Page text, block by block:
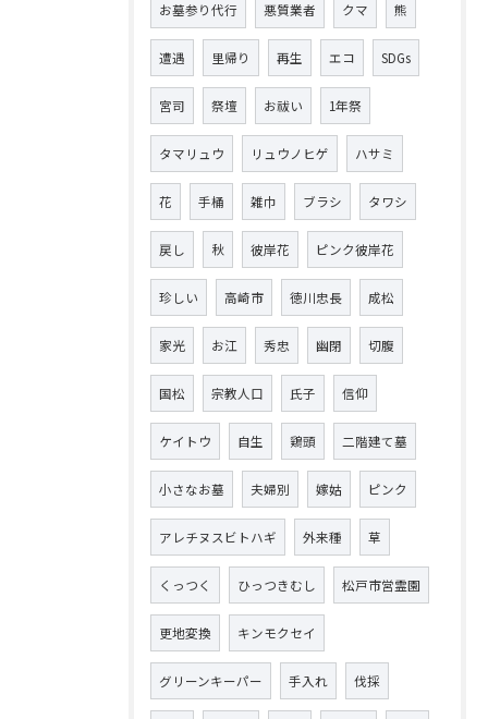
お墓参り代行 悪質業者 クマ 熊
遭遇 里帰り 再生 エコ SDGs
宮司 祭壇 お祓い 1年祭
タマリュウ リュウノヒゲ ハサミ
花 手桶 雑巾 ブラシ タワシ
戻し 秋 彼岸花 ピンク彼岸花
珍しい 高崎市 徳川忠長 成松
家光 お江 秀忠 幽閉 切腹
国松 宗教人口 氏子 信仰
ケイトウ 自生 鶏頭 二階建て墓
小さなお墓 夫婦別 嫁姑 ピンク
アレチヌスビトハギ 外来種 草
くっつく ひっつきむし 松戸市営霊園
更地変換 キンモクセイ
グリーンキーパー 手入れ 伐採